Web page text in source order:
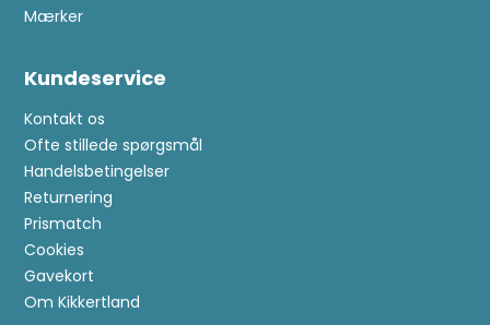
Mærker
Kundeservice
Kontakt os
Ofte stillede spørgsmål
Handelsbetingelser
Returnering
Prismatch
Cookies
Gavekort
Om Kikkertland